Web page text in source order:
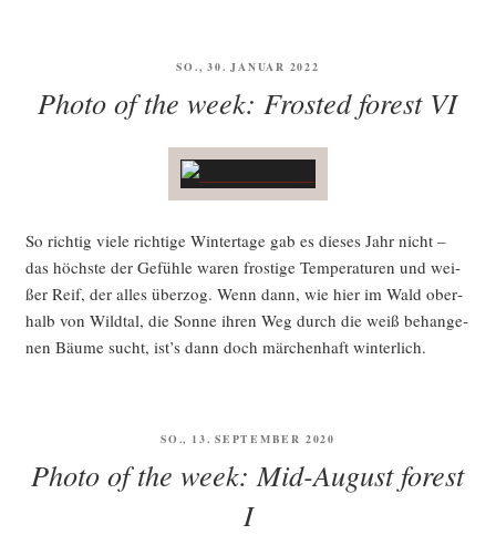
VERÖFFENTLICHT
SO., 30. JANUAR 2022
Photo of the week: Frosted forest VI
So rich­tig vie­le rich­ti­ge Win­ter­ta­ge gab es die­ses Jahr nicht –
das höchs­te der Gefüh­le waren fros­ti­ge Tem­pe­ra­tu­ren und wei­
ßer Reif, der alles über­zog. Wenn dann, wie hier im Wald ober­
halb von Wild­tal, die Son­ne ihren Weg durch die weiß behan­ge­
nen Bäu­me sucht, ist’s dann doch mär­chen­haft winterlich.
VERÖFFENTLICHT
SO., 13. SEPTEMBER 2020
Photo of the week: Mid-August forest
I